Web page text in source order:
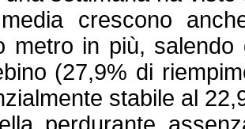
crescono
metro in più,
(27,9% di
stabile al